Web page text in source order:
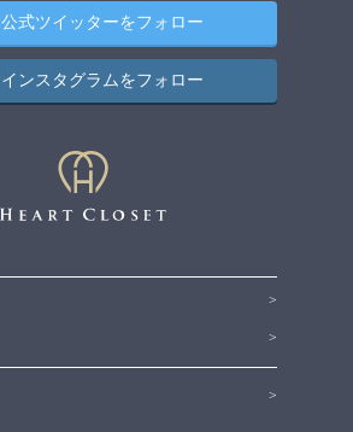
公式ツイッターをフォロー
インスタグラムをフォロー